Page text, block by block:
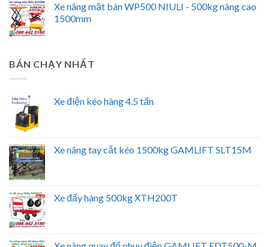
Xe nâng mặt bàn WP500 NIULI - 500kg nâng cao
1500mm
BÁN CHẠY NHẤT
Xe điện kéo hàng 4.5 tấn
Xe nâng tay cắt kéo 1500kg GAMLIFT SLT15M
Xe đẩy hàng 500kg XTH200T